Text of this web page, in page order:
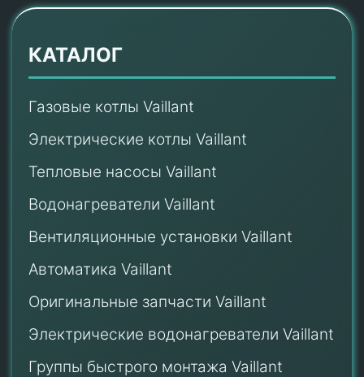
КАТАЛОГ
Газовые котлы Vaillant
Электрические котлы Vaillant
Тепловые насосы Vaillant
Водонагреватели Vaillant
Вентиляционные установки Vaillant
Автоматика Vaillant
Оригинальные запчасти Vaillant
Электрические водонагреватели Vaillant
Группы быстрого монтажа Vaillant